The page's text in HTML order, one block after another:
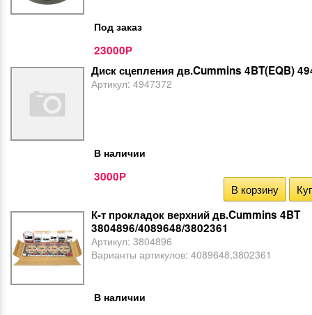
Под заказ
23000Р
Диск сцепления дв.Cummins 4BT(EQB)
Артикул: 4947372
В наличии
3000Р
В корзину
К-т прокладок верхний дв.Cummins 4BT
3804896/4089648/3802361
Артикул: 3804896
Варианты артикулов: 4089648,3802361
В наличии